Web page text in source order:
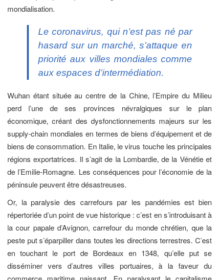
mondialisation.
Le coronavirus, qui n’est pas né par
hasard sur un marché, s’attaque en
priorité aux villes mondiales comme
aux espaces d’intermédiation.
Wuhan étant située au centre de la Chine, l’Empire du Milieu
perd l’une de ses provinces névralgiques sur le plan
économique, créant des dysfonctionnements majeurs sur les
supply-chain mondiales en termes de biens d’équipement et de
biens de consommation. En Italie, le virus touche les principales
régions exportatrices. Il s’agit de la Lombardie, de la Vénétie et
de l’Emilie-Romagne. Les conséquences pour l’économie de la
péninsule peuvent être désastreuses.
Or, la paralysie des carrefours par les pandémies est bien
répertoriée d’un point de vue historique : c’est en s’introduisant à
la cour papale d’Avignon, carrefour du monde chrétien, que la
peste put s’éparpiller dans toutes les directions terrestres. C’est
en touchant le port de Bordeaux en 1348, qu’elle put se
disséminer vers d’autres villes portuaires, à la faveur du